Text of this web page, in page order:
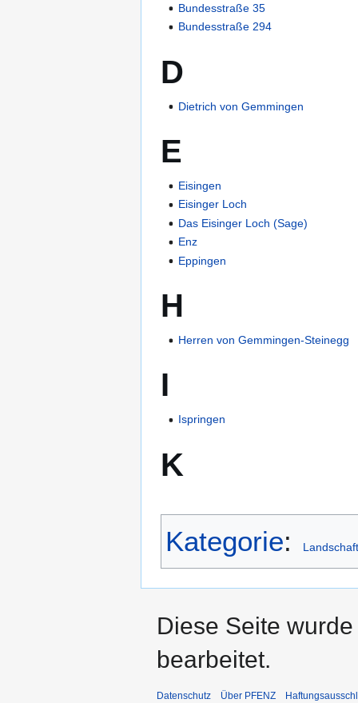
Bundesstraße 35
Bundesstraße 294
D
Dietrich von Gemmingen
E
Eisingen
Eisinger Loch
Das Eisinger Loch (Sage)
Enz
Eppingen
H
Herren von Gemmingen-Steinegg
I
Ispringen
K
Kategorie: Landschaft
Diese Seite
bearbeitet.
Datenschutz Über PFENZ